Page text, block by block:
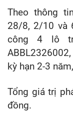
Theo thông
28/8, 2/10 và
công 4 lô
kỳ hạn 2-3
Tổng giá trị
đồng.